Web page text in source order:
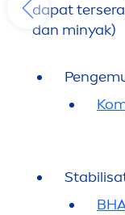
dapat
dan minyak)